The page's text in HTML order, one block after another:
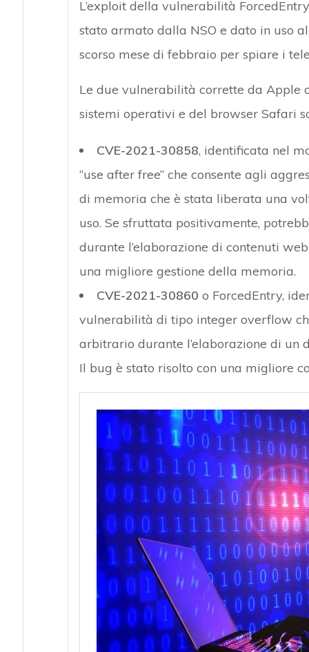
L’exploit della vulnerabilità
stato armato dalla NSO e dato in uso
scorso mese di febbraio per spiare i
Le due vulnerabilità corrette da Apple
sistemi operativi e del browser Safari
CVE-2021-30858, identificata nel
“use after free” che consente agli
di memoria che è stata liberata una
uso. Se sfruttata positivamente,
durante l’elaborazione di contenuti
una migliore gestione della memoria.
CVE-2021-30860 o ForcedEntry,
vulnerabilità di tipo integer overflow
arbitrario durante l’elaborazione di un
Il bug è stato risolto con una migliore